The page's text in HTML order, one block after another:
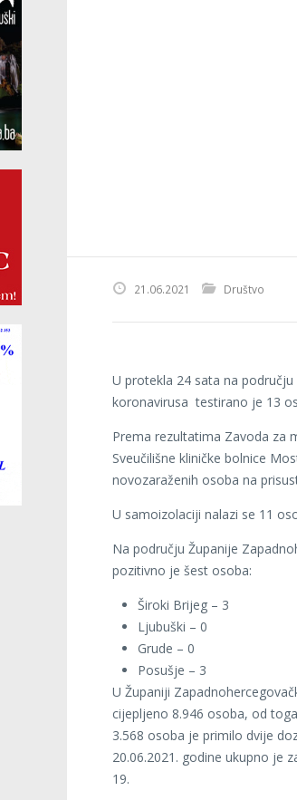
21.06.2021 Društvo
U protekla 24 sata na
koronavirusa testirano je 13
Prema rezultatima Zavoda za
Sveučilišne kliničke bolnice
novozaraženih osoba na
U samoizolaciji nalazi se 11
Na području Županije
pozitivno je šest osoba:
Široki Brijeg – 3
Ljubuški – 0
Grude – 0
Posušje – 3
U Županiji
cijepljeno 8.946 osoba, od
3.568 osoba je primilo dvije
20.06.2021. godine ukupno je
19.